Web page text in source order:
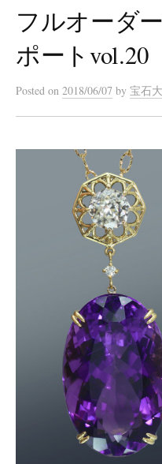
フルオーダ
ポートvol.20
Posted on 2018/06/07 by 宝石